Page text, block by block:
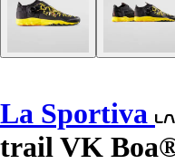
La Sportiva
trail VK